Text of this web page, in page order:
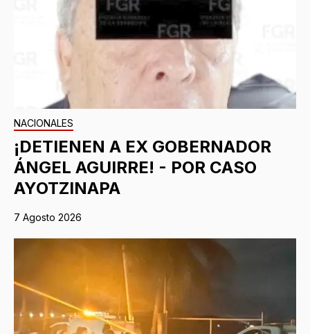
NACIONALES
¡DETIENEN A EX GOBERNADOR
ÁNGEL AGUIRRE! - POR CASO
AYOTZINAPA
7 Agosto 2026